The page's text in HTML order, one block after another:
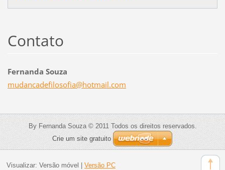
Contato
Fernanda Souza
mudancadefilosofia@hotmail.com
By Fernanda Souza © 2011 Todos os direitos reservados.
Crie um site gratuito
Visualizar: Versão móvel | Versão PC